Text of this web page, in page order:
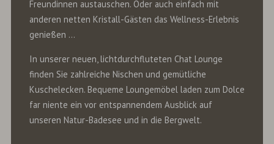
Freundinnen austauschen. Oder auch einfach mit
anderen netten Kristall-Gästen das Wellness-Erlebnis
genießen …
In unserer neuen, lichtdurchfluteten Chat Lounge
finden Sie zahlreiche Nischen und gemütliche
Kuschelecken. Bequeme Loungemöbel laden zum Dolce
far niente ein vor entspannendem Ausblick auf
unseren Natur-Badesee und in die Bergwelt.